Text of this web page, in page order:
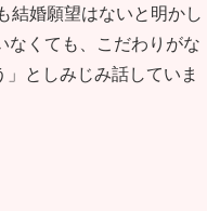
結婚願望はないと明かし
なくても、こだわりがな
としみじみ話していま